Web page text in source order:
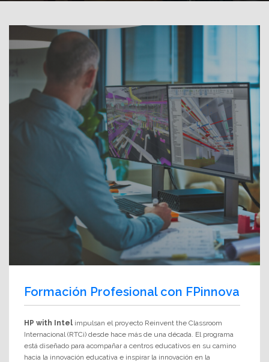
Formación Profesional con FPinnova
HP with Intel impulsan el proyecto Reinvent the Classroom
Internacional (RTCi) desde hace más de una década. El programa
está diseñado para acompañar a centros educativos en su camino
hacia la innovación educativa e inspirar la innovación en la